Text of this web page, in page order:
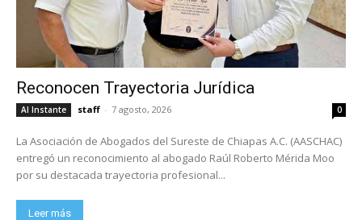
Reconocen Trayectoria Jurídica
Al Instante staff - 7 agosto, 2026 0
La Asociación de Abogados del Sureste de Chiapas A.C. (AASCHAC)
entregó un reconocimiento al abogado Raúl Roberto Mérida Moo
por su destacada trayectoria profesional...
Leer más